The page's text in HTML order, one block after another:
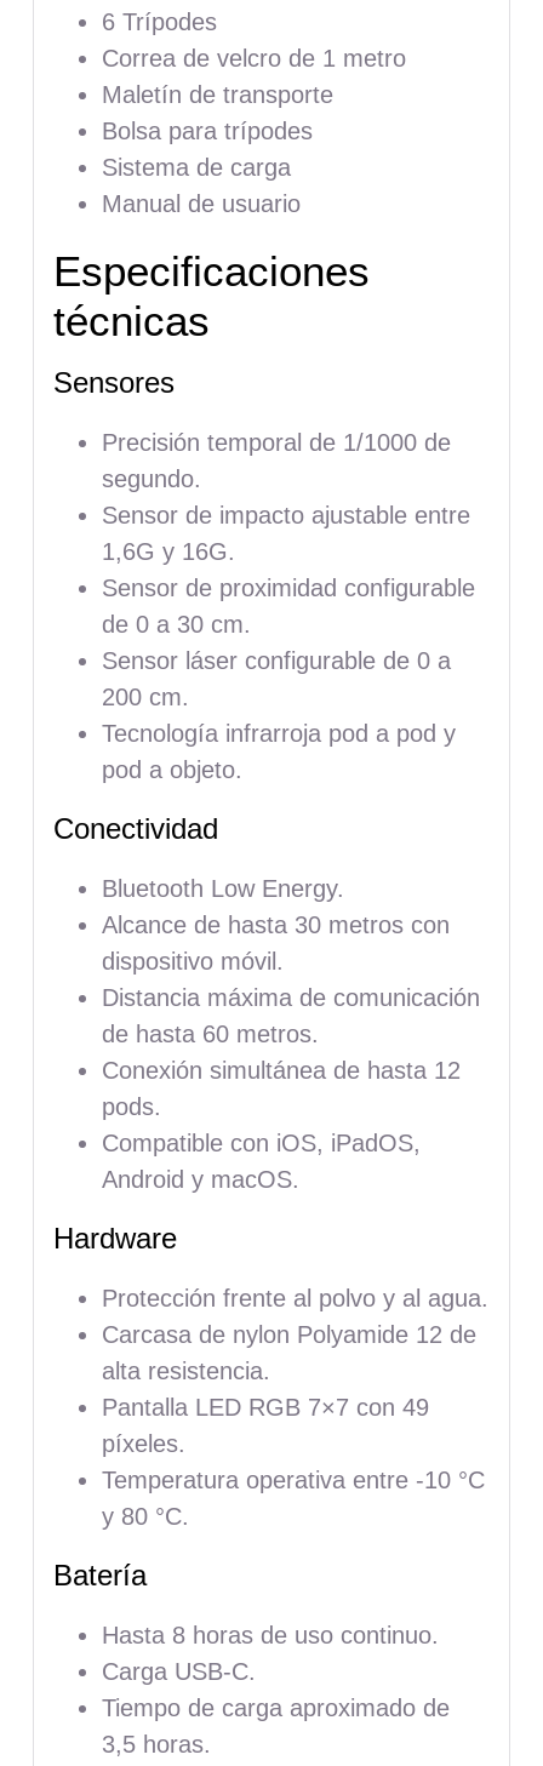
6 Trípodes
Correa de velcro de 1 metro
Maletín de transporte
Bolsa para trípodes
Sistema de carga
Manual de usuario
Especificaciones
técnicas
Sensores
Precisión temporal de 1/1000 de
segundo.
Sensor de impacto ajustable entre
1,6G y 16G.
Sensor de proximidad configurable
de 0 a 30 cm.
Sensor láser configurable de 0 a
200 cm.
Tecnología infrarroja pod a pod y
pod a objeto.
Conectividad
Bluetooth Low Energy.
Alcance de hasta 30 metros con
dispositivo móvil.
Distancia máxima de comunicación
de hasta 60 metros.
Conexión simultánea de hasta 12
pods.
Compatible con iOS, iPadOS,
Android y macOS.
Hardware
Protección frente al polvo y al agua.
Carcasa de nylon Polyamide 12 de
alta resistencia.
Pantalla LED RGB 7×7 con 49
píxeles.
Temperatura operativa entre -10 °C
y 80 °C.
Batería
Hasta 8 horas de uso continuo.
Carga USB-C.
Tiempo de carga aproximado de
3,5 horas.